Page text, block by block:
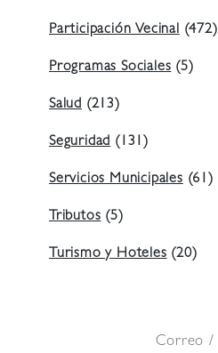
Participación Vecinal (472)
Programas Sociales (5)
Salud (213)
Seguridad (131)
Servicios Municipales (61)
Tributos (5)
Turismo y Hoteles (20)
Correo